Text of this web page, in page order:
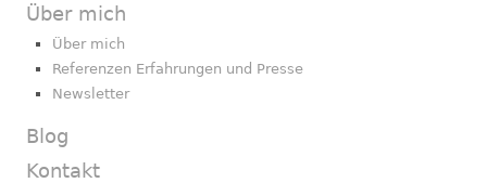
Über mich
Über mich
Referenzen Erfahrungen und Presse
Newsletter
Blog
Kontakt